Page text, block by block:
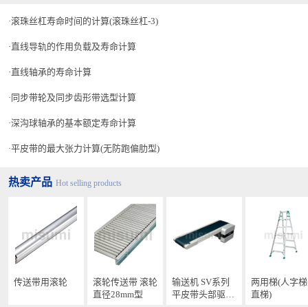
滚珠丝杠寿命时间的计算(滚珠丝杠-3)
直线导轨的作用负载及寿命计算
直线轴承的寿命计算
同步带轮及同步齿形带选型计算
深沟球轴承的基本额定寿命计算
平皮带的最大张力计算(无防跑偏肋型)
热卖产品 Hot selling products
传送带用滚轮
滚轮传送带 滚轮
直径28mm型
输送机 SV系列
平皮带头部驱动
两用梯(人字
直梯)